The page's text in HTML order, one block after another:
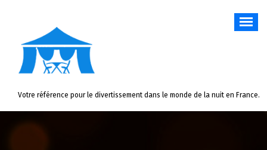
Votre référence pour le divertissement dans le monde de la nuit en France.